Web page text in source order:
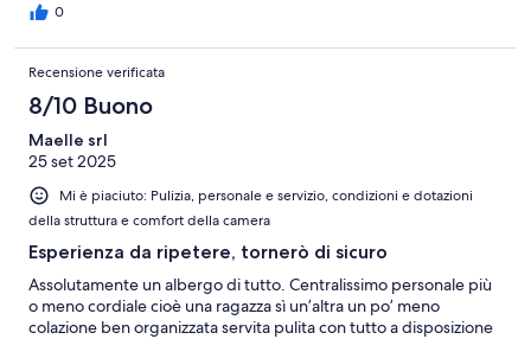
0
Recensione verificata
8/10 Buono
Maelle srl
25 set 2025
Mi è piaciuto: Pulizia, personale e servizio, condizioni e dotazioni
della struttura e comfort della camera
Esperienza da ripetere, tornerò di sicuro
Assolutamente un albergo di tutto. Centralissimo personale più
o meno cordiale cioè una ragazza sì un’altra un po’ meno
colazione ben organizzata servita pulita con tutto a disposizione